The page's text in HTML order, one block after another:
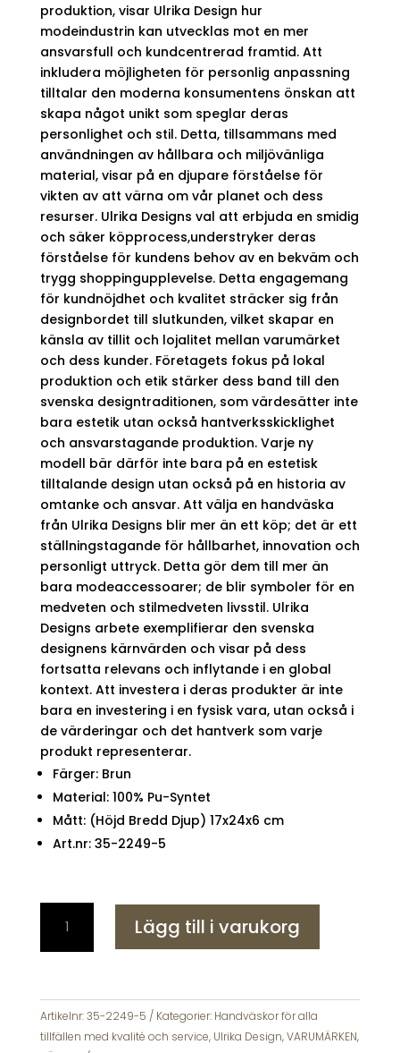
produktion, visar Ulrika Design hur
modeindustrin kan utvecklas mot en mer
ansvarsfull och kundcentrerad framtid. Att
inkludera möjligheten för personlig anpassning
tilltalar den moderna konsumentens önskan att
skapa något unikt som speglar deras
personlighet och stil. Detta, tillsammans med
användningen av hållbara och miljövänliga
material, visar på en djupare förståelse för
vikten av att värna om vår planet och dess
resurser. Ulrika Designs val att erbjuda en smidig
och säker köpprocess,understryker deras
förståelse för kundens behov av en bekväm och
trygg shoppingupplevelse. Detta engagemang
för kundnöjdhet och kvalitet sträcker sig från
designbordet till slutkunden, vilket skapar en
känsla av tillit och lojalitet mellan varumärket
och dess kunder. Företagets fokus på lokal
produktion och etik stärker dess band till den
svenska designtraditionen, som värdesätter inte
bara estetik utan också hantverksskicklighet
och ansvarstagande produktion. Varje ny
modell bär därför inte bara på en estetisk
tilltalande design utan också på en historia av
omtanke och ansvar. Att välja en handväska
från Ulrika Designs blir mer än ett köp; det är ett
ställningstagande för hållbarhet, innovation och
personligt uttryck. Detta gör dem till mer än
bara modeaccessoarer; de blir symboler för en
medveten och stilmedveten livsstil. Ulrika
Designs arbete exemplifierar den svenska
designens kärnvärden och visar på dess
fortsatta relevans och inflytande i en global
kontext. Att investera i deras produkter är inte
bara en investering i en fysisk vara, utan också i
de värderingar och det hantverk som varje
produkt representerar.
Färger: Brun
Material: 100% Pu-Syntet
Mått: (Höjd Bredd Djup) 17x24x6 cm
Art.nr: 35-2249-5
Design
NOOS
Kameraväska
Brun
35-
Lägg till i varukorg
Artikelnr:35-2249-5 Kategorier: Handväskor för alla
tillfällen med kvalité och service, Ulrika Design,VARUMÄRKEN,